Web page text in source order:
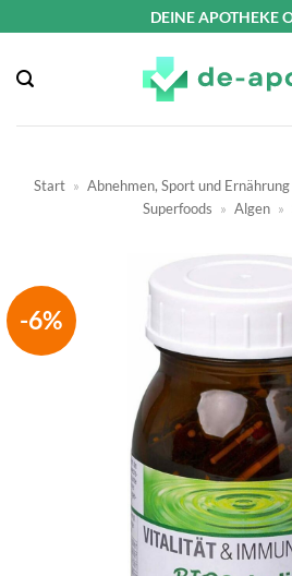
springen
DEINE APOTHEKE
Start » Abnehmen, Sport und Ernährung
Superfoods » Algen »
-6%